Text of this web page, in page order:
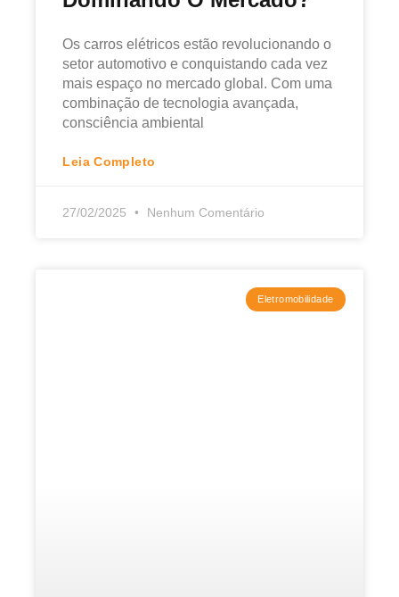
Os carros elétricos estão revolucionando o
setor automotivo e conquistando cada vez
mais espaço no mercado global. Com uma
combinação de tecnologia avançada,
consciência ambiental
Leia Completo
27/02/2025 Nenhum Comentário
Eletromobilidade